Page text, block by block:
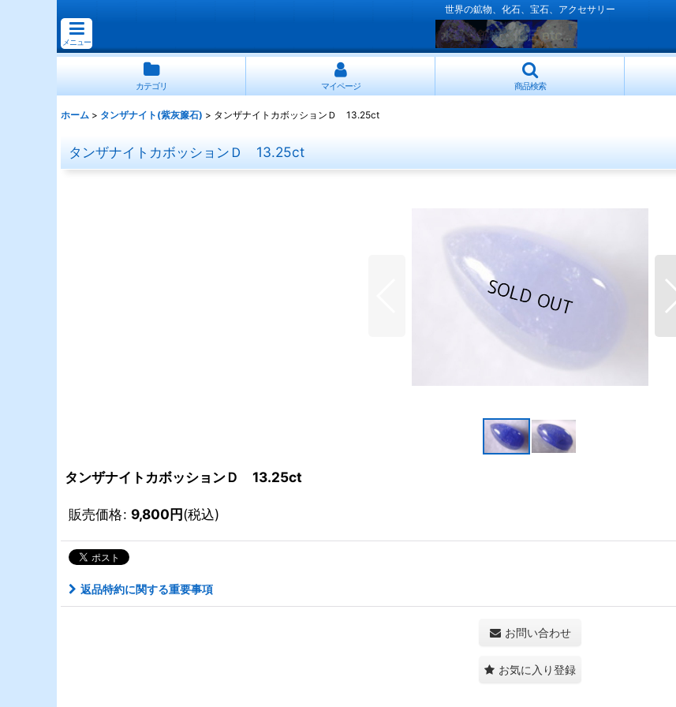
世界の鉱物、化石、宝石、アクセサリー
メニュー
カテゴリ マイページ 商品検索
ホーム > タンザナイト(紫灰簾石) > タンザナイトカボッションＤ 13.25ct
タンザナイトカボッションＤ 13.25ct
タンザナイトカボッションＤ 13.25ct
販売価格: 9,800円(税込)
返品特約に関する重要事項
お問い合わせ
お気に入り登録